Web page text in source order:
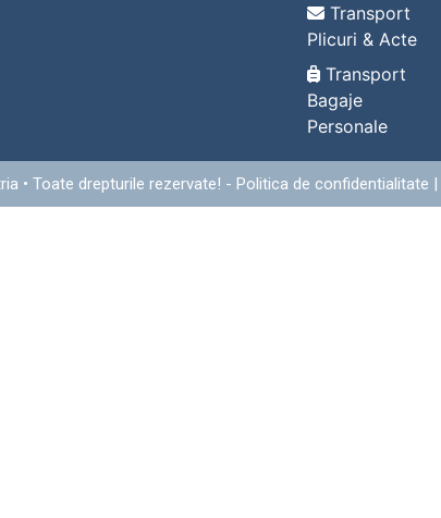
Transport
Plicuri & Acte
Transport
Bagaje
Personale
• Toate drepturile rezervate! - Politica de confidentialitate |